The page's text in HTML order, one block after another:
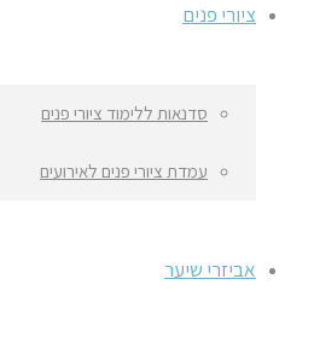
ציורי פנים
סדנאות ללימוד ציורי פנים
עמדת ציורי פנים לאירועים
אביזרי שיער